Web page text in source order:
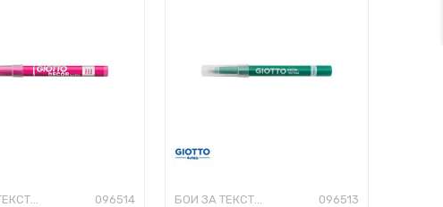
БОИ ЗА ТЕКСТИЛ 096514 БОИ ЗА ТЕКСТИЛ 096513